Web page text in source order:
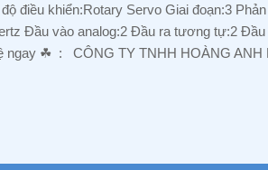
điều khiển:Rotary Servo Giai đoạn:3
Đầu vào analog:2 Đầu ra tương tự:2
☘ ️ : CÔNG TY TNHH HOÀNG ANH
WEBSITE: tudonghoacongnghiepvn.com
#NhapKhau #GiaTot